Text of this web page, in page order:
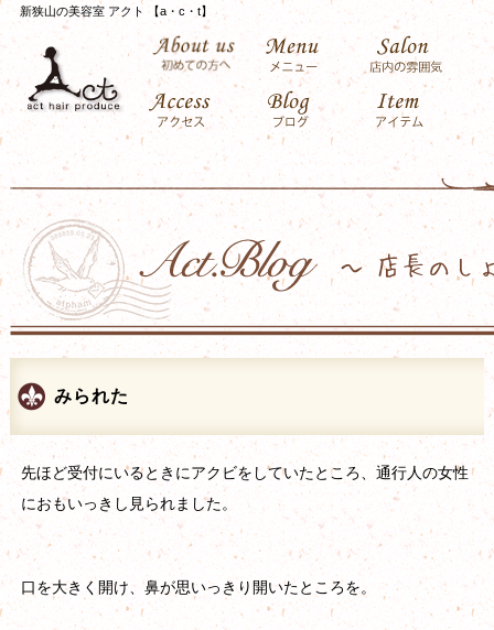
新狭山の美容室 アクト 【a・c・t】
みられた
先ほど受付にいるときにアクビをしていたところ、通行人の女性
におもいっきし見られました。
口を大きく開け、鼻が思いっきり開いたところを。